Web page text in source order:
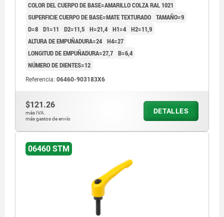
COLOR DEL CUERPO DE BASE=AMARILLO COLZA RAL 1021
SUPERFICIE CUERPO DE BASE=MATE TEXTURADO TAMAÑO=9
D=8 D1=11 D2=11,5 H=21,4 H1=4 H2=11,9
ALTURA DE EMPUÑADURA=24 H4=27
LONGITUD DE EMPUÑADURA=27,7 B=6,4
NÚMERO DE DIENTES=12
Referencia: 06460-903183X6
$121.26
más IVA.
más gastos de envío
DETALLES
06460 STM